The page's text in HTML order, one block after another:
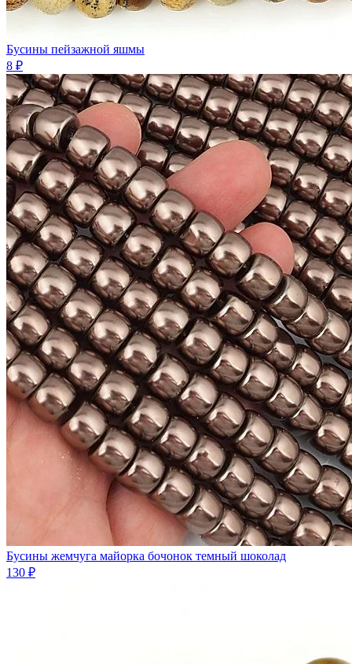
Бусины пейзажной яшмы
8 ₽
Бусины жемчуга майорка бочонок темный шоколад
130 ₽